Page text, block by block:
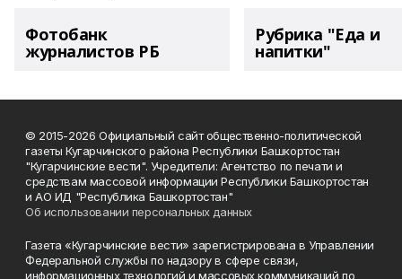
Фотобанк
журналистов РБ
Рубрика "Еда и
напитки"
© 2015-2026 Официальный сайт общественно-политической
газеты Кугарчинского района Республики Башкортостан
"Кугарчинские вести". Учредители: Агентство по печати и
средствам массовой информации Республики Башкортостан
и АО ИД "Республика Башкортостан"
Об использовании персональных данных
Газета «Кугарчинские вести» зарегистрирована в Управлении
Федеральной службы по надзору в сфере связи,
информационных технологий и массовых коммуникаций по